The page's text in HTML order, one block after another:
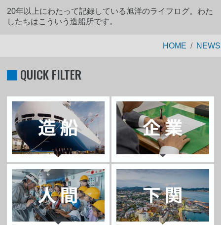
20年以上にわたって記録している旭洋のライフログ。わた
したちはこういう造船所です。
HOME NEWS
QUICK FILTER